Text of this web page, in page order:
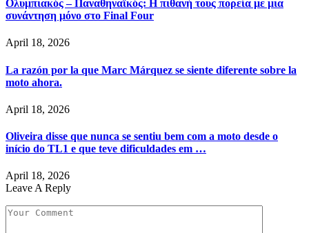
Ολυμπιακός – Παναθηναϊκός: Η πιθανή τους πορεία με μια
συνάντηση μόνο στο Final Four
April 18, 2026
La razón por la que Marc Márquez se siente diferente sobre la
moto ahora.
April 18, 2026
Oliveira disse que nunca se sentiu bem com a moto desde o
início do TL1 e que teve dificuldades em …
April 18, 2026
Leave A Reply